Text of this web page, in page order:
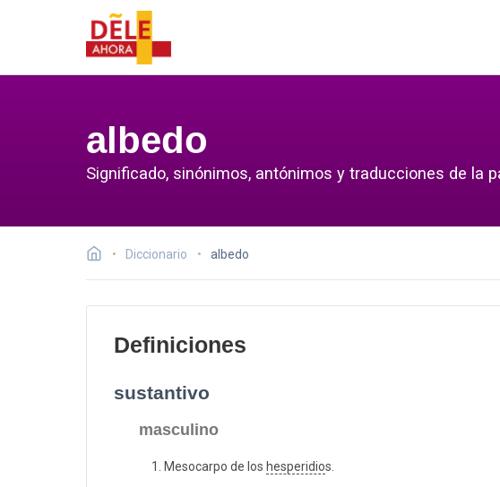
albedo
Significado, sinónimos, antónimos y traducciones de la
Diccionario albedo
Definiciones
sustantivo
masculino
Mesocarpo de los hesperidios.